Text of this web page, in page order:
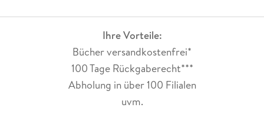
Ihre Vorteile:
Bücher versandkostenfrei*
100 Tage Rückgaberecht***
Abholung in über 100 Filialen
uvm.